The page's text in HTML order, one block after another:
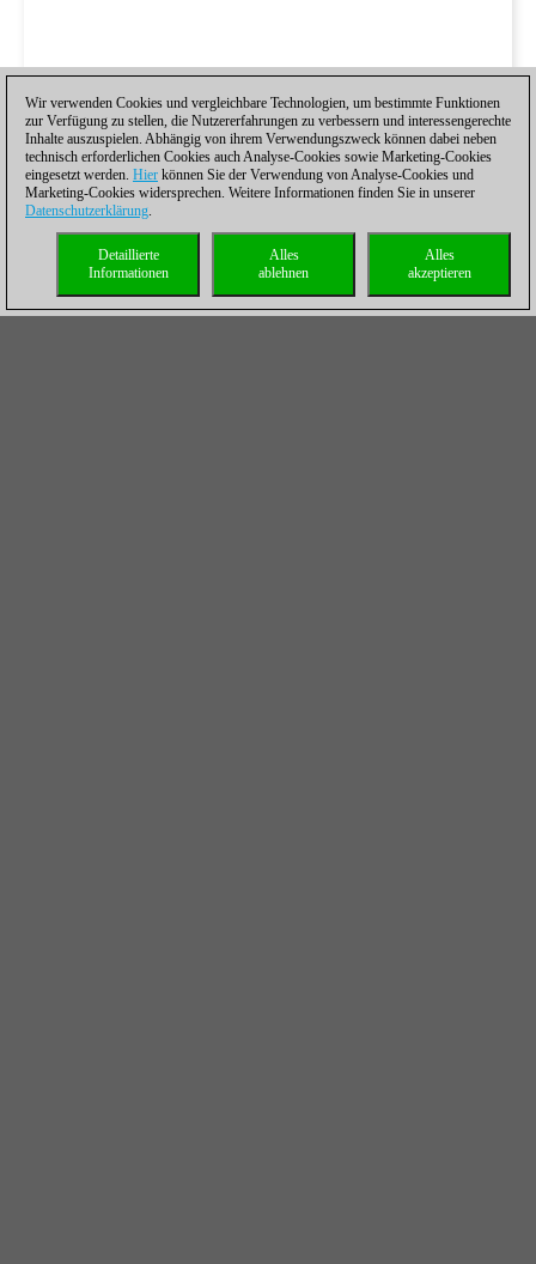
Wir verwenden Cookies und vergleichbare Technologien, um bestimmte Funktionen
zur Verfügung zu stellen, die Nutzererfahrungen zu verbessern und interessengerechte
Inhalte auszuspielen. Abhängig von ihrem Verwendungszweck können dabei neben
technisch erforderlichen Cookies auch Analyse-Cookies sowie Marketing-Cookies
eingesetzt werden. Hier können Sie der Verwendung von Analyse-Cookies und
Marketing-Cookies widersprechen. Weitere Informationen finden Sie in unserer
Datenschutzerklärung.
Alles
akzeptieren
Alles
ablehnen
Detaillierte
Informationen